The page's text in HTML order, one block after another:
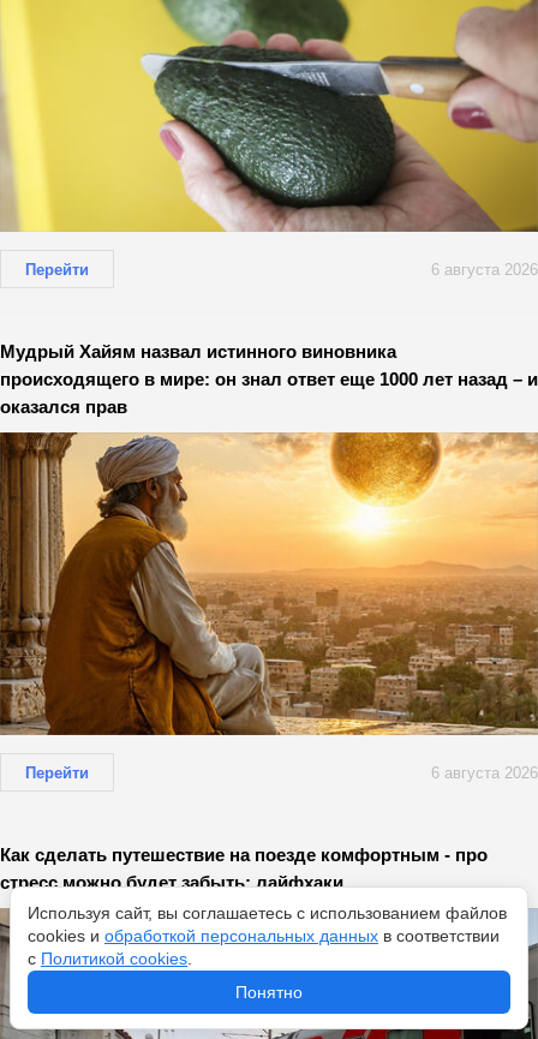
Перейти 6 августа 2026
Мудрый Хайям назвал истинного виновника
происходящего в мире: он знал ответ еще 1000 лет назад – и
оказался прав
Перейти 6 августа 2026
Как сделать путешествие на поезде комфортным - про
стресс можно будет забыть: лайфхаки
Используя сайт, вы соглашаетесь с использованием файлов
cookies и обработкой персональных данных в соответствии
с Политикой cookies
Понятно